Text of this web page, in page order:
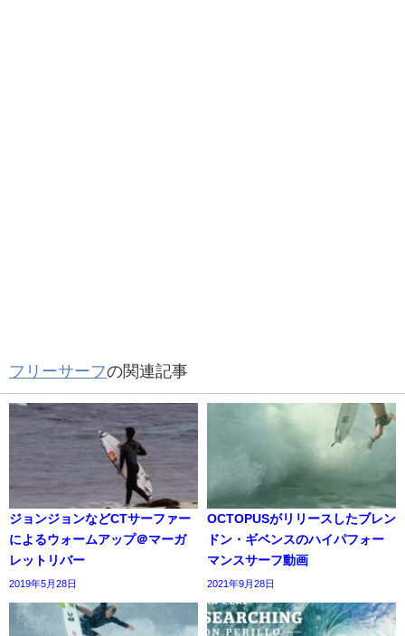
フリーサーフの関連記事
ジョンジョンなどCTサーファー
によるウォームアップ＠マーガ
レットリバー
2019年5月28日
OCTOPUSがリリースしたブレン
ドン・ギベンスのハイパフォー
マンスサーフ動画
2021年9月28日